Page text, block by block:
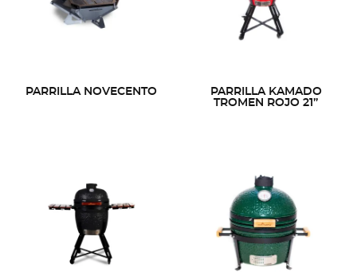
PARRILLA NOVECENTO
PARRILLA KAMADO
TROMEN ROJO 21”